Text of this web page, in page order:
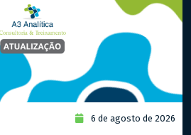
6 de agosto de 2026